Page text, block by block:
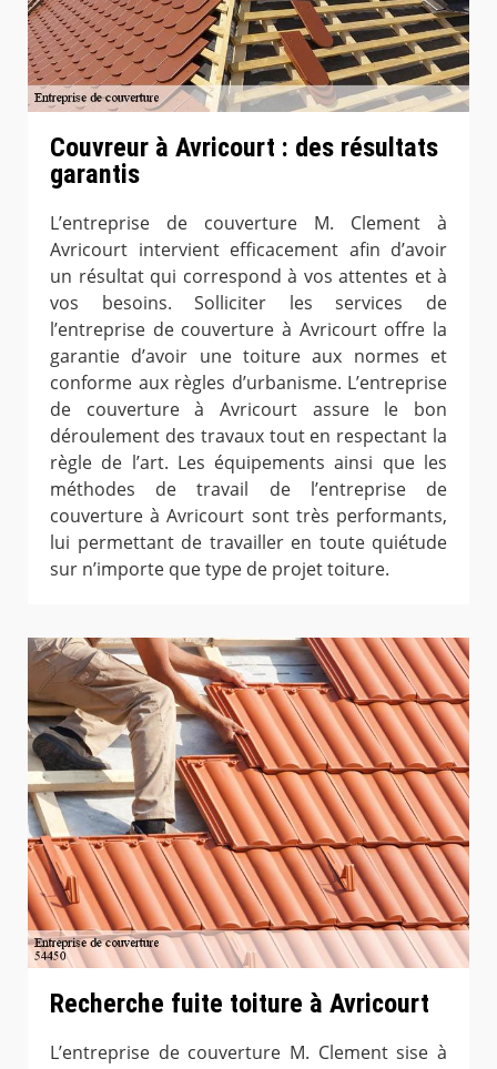
Couvreur à Avricourt : des résultats
garantis
L’entreprise de couverture M. Clement à
Avricourt intervient efficacement afin d’avoir
un résultat qui correspond à vos attentes et à
vos besoins. Solliciter les services de
l’entreprise de couverture à Avricourt offre la
garantie d’avoir une toiture aux normes et
conforme aux règles d’urbanisme. L’entreprise
de couverture à Avricourt assure le bon
déroulement des travaux tout en respectant la
règle de l’art. Les équipements ainsi que les
méthodes de travail de l’entreprise de
couverture à Avricourt sont très performants,
lui permettant de travailler en toute quiétude
sur n’importe que type de projet toiture.
Recherche fuite toiture à Avricourt
L’entreprise de couverture M. Clement sise à